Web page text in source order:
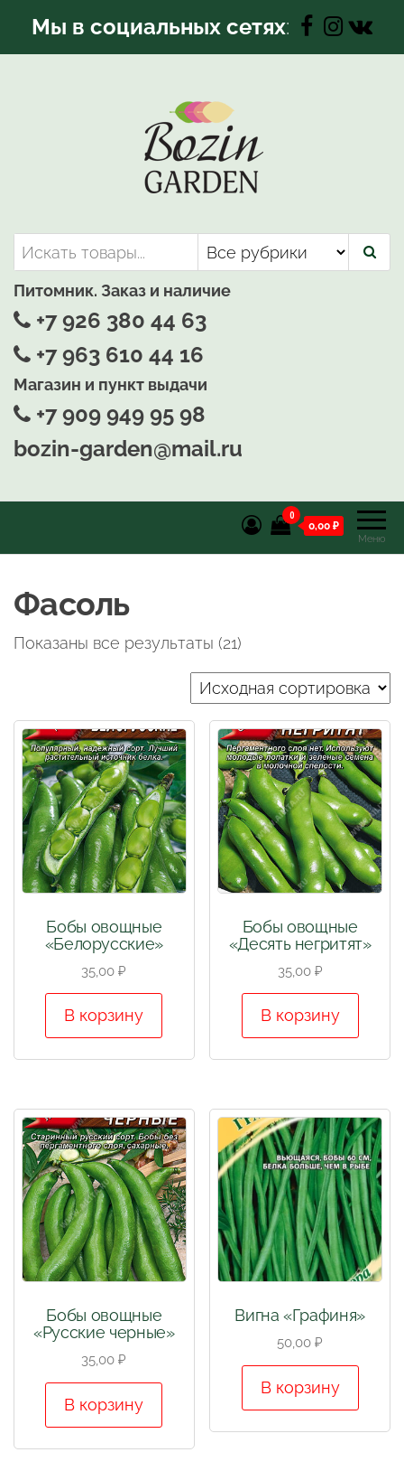
Мы в социальных сетях:
Bozin-Garden | Садовый центр
Садовый центр, Растения
для вашего сада
Питомник. Заказ и наличие
+7 926 380 44 63
+7 963 610 44 16
Магазин и пункт выдачи
+7 909 949 95 98
bozin-garden@mail.ru
Меню
0
0,00 ₽
Фасоль
Показаны все результаты (21)
Бобы овощные
«Белорусские»
35,00₽
В корзину
Бобы овощные
«Десять негритят»
35,00 ₽
В корзину
Бобы овощные
«Русские черные»
35,00₽
В корзину
Вигна «Графиня»
50,00₽
В корзину